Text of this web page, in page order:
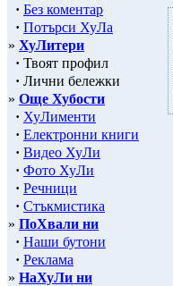
· Без коментар
· Потърси ХуЛа
» ХуЛитери
· Твоят профил
· Лични бележки
» Още Хубости
· ХуЛименти
· Електронни книги
· Видео ХуЛи
· Фото ХуЛи
· Речници
· Стъкмистика
» ПоХвали ни
· Наши бутони
· Реклама
» НаХуЛи ни